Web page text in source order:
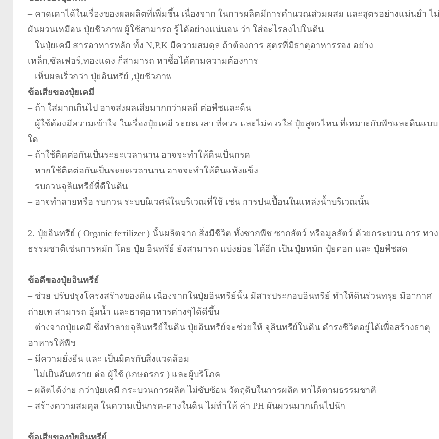
– คาดเดาได้ในเรื่องของผลผลิตที่เพิ่มขึ้น เนื่องจาก ในการผลิตมีการคำนวณส่วมผสม และสูตรอย่างแม่นยำ ไม่
ผันผวนเหมือน ปุ๋ยชีวภาพ ผู้ใช้สามารถ รู้ได้อย่างแน่นอน ว่า ใส่อะไรลงไปในดิน
– ในปุ๋ยเคมี สารอาหารหลัก ทั้ง N,P,K มีความสมดุล ถ้าต้องการ สูตรที่มีธาตุอาหารรอง อย่าง
เหล็ก,ซัลเฟอร์,ทองแดง ก็สามารถ หาซื้อได้ตามความต้องการ
– เห็นผลเร็วกว่า ปุ๋ยอินทรีย์ ,ปุ๋ยชีวภาพ
ข้อเสียของปุ๋ยเคมี
– ถ้า ใส่มากเกินไป อาจส่งผลเสียมากกว่าผลดี ต่อพืชและดิน
– ผู้ใช้ต้องมีความเข้าใจ ในเรื่องปุ๋ยเคมี ระยะเวลา ที่ควร และไม่ควรใส่ ปุ๋ยสูตรไหน ที่เหมาะกับพืชและดินแบบ
ใด
– ถ้าใช้ติดต่อกันเป็นระยะเวลานาน อาจจะทำให้ดินเป็นกรด
– หากใช้ติดต่อกันเป็นระยะเวลานาน อาจจะทำให้ดินแห้งแข็ง
– รบกวนจุลินทรีย์ที่ดีในดิน
– อาจทำลายหรือ รบกวน ระบบนิเวศน์ในบริเวณที่ใช้ เช่น การปนเปื้อนในแหล่งน้ำบริเวณนั้น
2. ปุ๋ยอินทรีย์ ( Organic fertilizer )นั้นผลิตจาก สิ่งมีชีวิต ทั้งซากพืช ซากสัตว์ หรือมูลสัตว์ ด้วยกระบวน การ ทาง
ธรรมชาติเช่นการหมัก โดย ปุ๋ย อินทรีย์ ยังสามารถ แบ่งย่อย ได้อีก เป็น ปุ๋ยหมัก ปุ๋ยคอก และ ปุ๋ยพืชสด
ข้อดีของปุ๋ยอินทรีย์
– ช่วย ปรับปรุงโครงสร้างของดิน เนื่องจากในปุ๋ยอินทรีย์นั้น มีสารประกอบอินทรีย์ ทำให้ดินร่วนทรุย มีอากาศ
ถ่ายเท สามารถ อุ้มน้ำ และธาตุอาหารต่างๆได้ดีขึ้น
– ต่างจากปุ๋ยเคมี ซึ่งทำลายจุลินทรีย์ในดิน ปุ๋ยอินทรีย์จะช่วยให้ จุลินทรีย์ในดิน ดำรงชีวิตอยู่ได้เพื่อสร้างธาตุ
อาหารให้พืช
– มีความยั่งยืน และ เป็นมิตรกับสิ่งแวดล้อม
– ไม่เป็นอันตราย ต่อ ผู้ใช้ (เกษตรกร ) และผู้บริโภค
– ผลิตได้ง่าย กว่าปุ๋ยเคมี กระบวนการผลิต ไม่ซับซ้อน วัตถุดิบในการผลิต หาได้ตามธรรมชาติ
– สร้างความสมดุล ในความเป็นกรด-ด่างในดิน ไม่ทำให้ ค่า PH ผันผวนมากเกินไปนัก
ข้อเสียของปุ๋ยอินทรีย์